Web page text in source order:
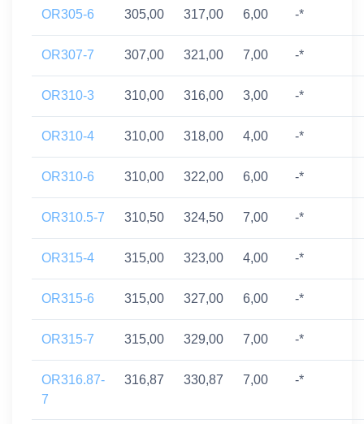
OR305-6 305,00 317,00 6,00 -*
OR307-7 307,00 321,00 7,00 -*
OR310-3 310,00 316,00 3,00 -*
OR310-4 310,00 318,00 4,00 -*
OR310-6 310,00 322,00 6,00 -*
OR310.5-7 310,50 324,50 7,00 -*
OR315-4 315,00 323,00 4,00 -*
OR315-6 315,00 327,00 6,00 -*
OR315-7 315,00 329,00 7,00 -*
OR316.87-
7
316,87 330,87 7,00 -*